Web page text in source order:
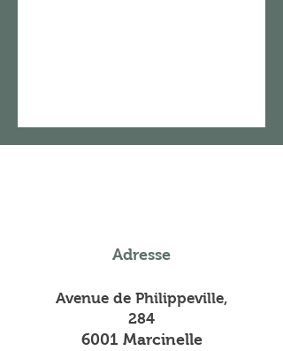
Adresse
Avenue de Philippeville,
284
6001 Marcinelle